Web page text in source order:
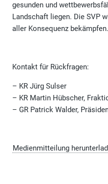
gesunden und
Landschaft liegen. Die SVP
aller Konsequenz bekämpfen.
Kontakt für Rückfragen:
– KR Jürg Sulser
– KR Martin Hübscher,
– GR Patrick Walder,
Medienmitteilung